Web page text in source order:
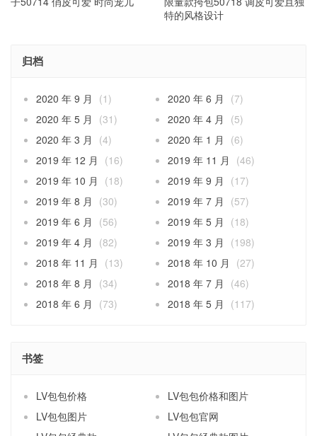
特的风格设计
归档
2020 年 9 月 (1) 2020 年 6 月
(7)
2020 年 5 月
(31) 2020 年 4 月
(5)
2020 年 3 月
(4) 2020 年 1 月
(6)
2019 年 12 月
(16) 2019 年 11 月
(46)
2019 年 10 月
(18) 2019 年 9 月
(17)
2019 年 8 月
(30) 2019 年 7 月
(57)
2019 年 6 月
(56) 2019 年 5 月
(18)
2019 年 4 月
(82) 2019 年 3 月
(198)
2018 年 11 月
(13) 2018 年 10 月
(27)
2018 年 8 月
(34) 2018 年 7 月
(46)
2018 年 6 月
(73) 2018 年 5 月 (117)
书签
LV包包价格
LV包包价格和图片
LV包包图片
LV包包官网